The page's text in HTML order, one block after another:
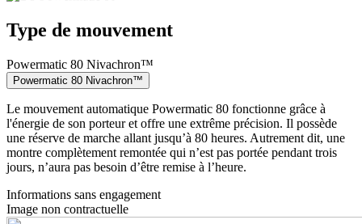
Type de mouvement
Powermatic 80 Nivachron™
Powermatic 80 Nivachron™
Le mouvement automatique Powermatic 80 fonctionne grâce à
l'énergie de son porteur et offre une extrême précision. Il possède
une réserve de marche allant jusqu’à 80 heures. Autrement dit, une
montre complètement remontée qui n’est pas portée pendant trois
jours, n’aura pas besoin d’être remise à l’heure.
Informations sans engagement
Image non contractuelle